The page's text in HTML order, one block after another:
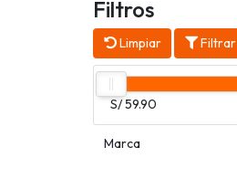
Filtros
Limpiar Filtrar
S/ 59.90
Marca